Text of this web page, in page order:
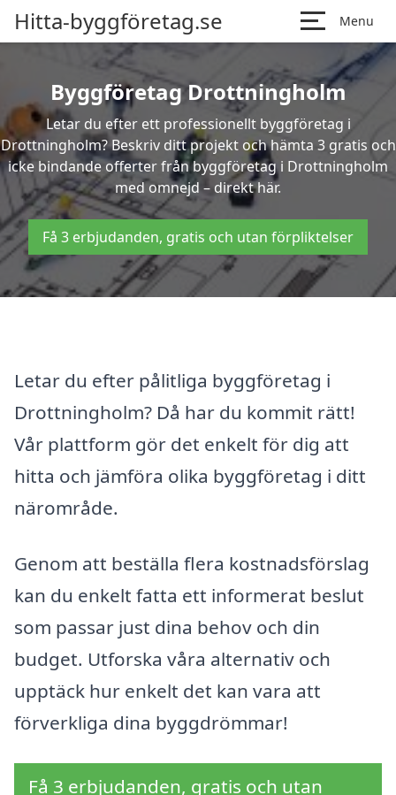
Hitta-byggföretag.se Menu
Byggföretag Drottningholm
Letar du efter ett professionellt byggföretag i
Drottningholm? Beskriv ditt projekt och hämta 3 gratis och
icke bindande offerter från byggföretag i Drottningholm
med omnejd – direkt här.
Få 3 erbjudanden, gratis och utan förpliktelser
Letar du efter pålitliga byggföretag i
Drottningholm? Då har du kommit rätt!
Vår plattform gör det enkelt för dig att
hitta och jämföra olika byggföretag i ditt
närområde.
Genom att beställa flera kostnadsförslag
kan du enkelt fatta ett informerat beslut
som passar just dina behov och din
budget. Utforska våra alternativ och
upptäck hur enkelt det kan vara att
förverkliga dina byggdrömmar!
Få 3 erbjudanden, gratis och utan